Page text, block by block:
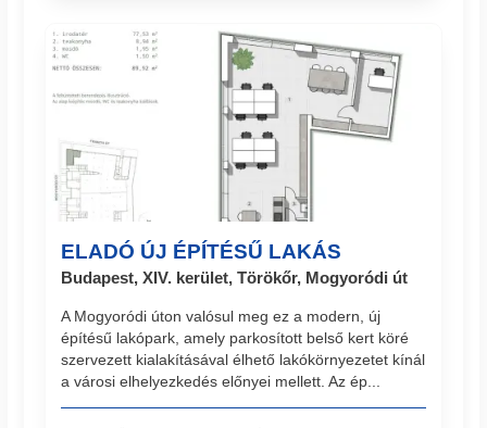
ELADÓ ÚJ ÉPÍTÉSŰ LAKÁS
Budapest, XIV. kerület, Törökőr, Mogyoródi út
A Mogyoródi úton valósul meg ez a modern, új
építésű lakópark, amely parkosított belső kert köré
szervezett kialakításával élhető lakókörnyezetet kínál
a városi elhelyezkedés előnyei mellett. Az ép...